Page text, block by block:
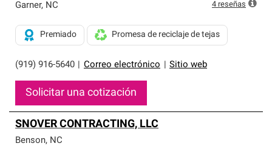
Garner, NC
(919) 916-5640 Correo electrónico Sitio web
Premiado Promesa de reciclaje de tejas
Solicitar una cotización
4 reseñas
SNOVER CONTRACTING, LLC
Benson, NC